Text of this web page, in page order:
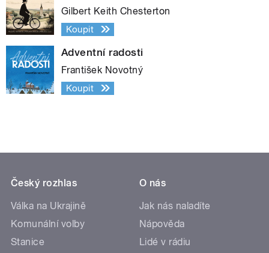
Gilbert Keith Chesterton
Koupit
Adventní radosti
František Novotný
Koupit
Český rozhlas
Válka na Ukrajině
Komunální volby
Stanice
O nás
Jak nás naladíte
Nápověda
Lidé v rádiu